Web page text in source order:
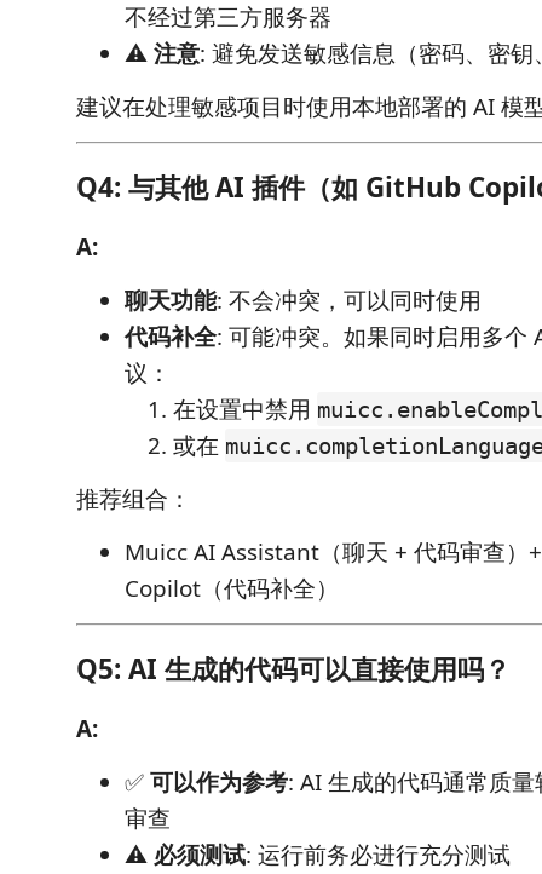
不经过第三方服务器
⚠️注意: 避免发送敏感信息（密码、密
建议在处理敏感项目时使用本地部署的 AI 模
Q4: 与其他 AI 插件（如 GitHub
A:
聊天功能: 不会冲突，可以同时使用
代码补全: 可能冲突。如果同时启用多个
议：
在设置中禁用
或在
推荐组合：
Muicc AI Assistant（聊天 + 代码审查）
Copilot（代码补全）
Q5: AI 生成的代码可以直接使用吗？
A:
✅可以作为参考: AI 生成的代码通常质
审查
⚠️必须测试: 运行前务必进行充分测试